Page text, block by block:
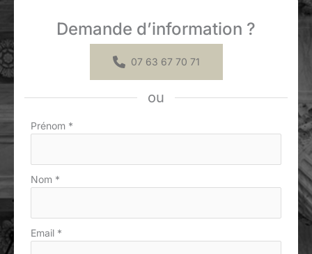
Demande d’information ?
07 63 67 70 71
ou
Formulaire
Prénom *
Nom *
Email *